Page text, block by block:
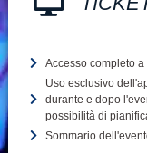
Accesso completo
Uso esclusivo
durante e dopo
possibilità di
Sommario